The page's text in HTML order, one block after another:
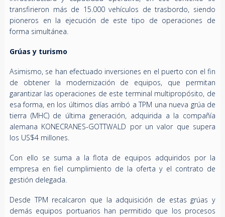
transfirieron más de 15.000 vehículos de trasbordo, siendo
pioneros en la ejecución de este tipo de operaciones de
forma simultánea.
Grúas y turismo
Asimismo, se han efectuado inversiones en el puerto con el fin
de obtener la modernización de equipos, que permitan
garantizar las operaciones de este terminal multipropósito, de
esa forma, en los últimos días arribó a TPM una nueva grúa de
tierra (MHC) de última generación, adquirida a la compañía
alemana KONECRANES-GOTTWALD por un valor que supera
los US$4 millones.
Con ello se suma a la flota de equipos adquiridos por la
empresa en fiel cumplimiento de la oferta y el contrato de
gestión delegada.
Desde TPM recalcaron que la adquisición de estas grúas y
demás equipos portuarios han permitido que los procesos